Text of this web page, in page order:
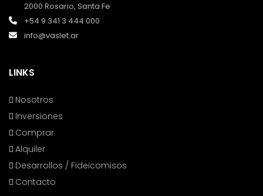
2000 Rosario, Santa Fe
+54 9 341 3 444 000
info@vaslet.ar
LINKS
Nosotros
Inversiones
Comprar
Alquiler
Desarrollos / Fideicomisos
Contacto